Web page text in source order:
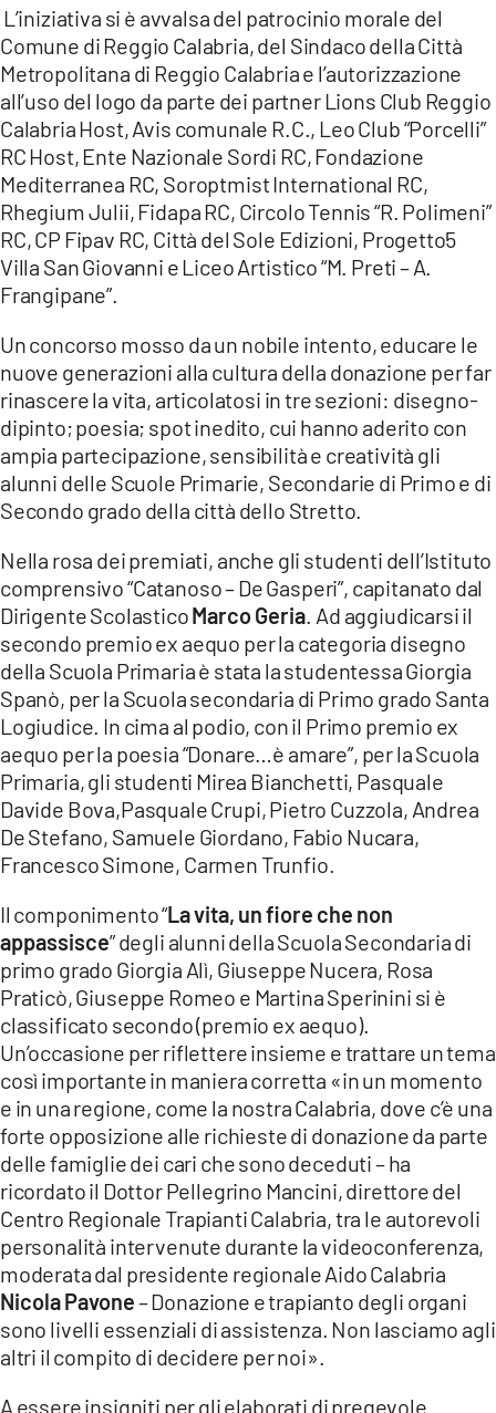
ILREGGINO.IT
COSENZACHANNEL.IT
ILVIBONESE.IT
CATANZAROCHANNEL.IT
LACAPITALENEWS.IT
App
ANDROID
APPLE
L’iniziativa si è avvalsa del patrocinio morale del
Comune di Reggio Calabria, del Sindaco della Città
Metropolitana di Reggio Calabria e l’autorizzazione
all’uso del logo da parte dei partner Lions Club Reggio
Calabria Host, Avis comunale R.C., Leo Club “Porcelli”
RC Host, Ente Nazionale Sordi RC, Fondazione
Mediterranea RC, Soroptmist International RC,
Rhegium Julii, Fidapa RC, Circolo Tennis “R. Polimeni”
RC, CP Fipav RC, Città del Sole Edizioni, Progetto5
Villa San Giovanni e Liceo Artistico “M. Preti – A.
Frangipane”.
Un concorso mosso da un nobile intento, educare le
nuove generazioni alla cultura della donazione per far
rinascere la vita, articolatosi in tre sezioni: disegno-
dipinto; poesia; spot inedito, cui hanno aderito con
ampia partecipazione, sensibilità e creatività gli
alunni delle Scuole Primarie, Secondarie di Primo e di
Secondo grado della città dello Stretto.
Nella rosa dei premiati, anche gli studenti dell’Istituto
comprensivo “Catanoso – De Gasperi”, capitanato dal
Dirigente ScolasticoMarco Geria . Ad aggiudicarsi il
secondo premio ex aequo per la categoria disegno
della Scuola Primaria è stata la studentessa Giorgia
Spanò, per la Scuola secondaria di Primo grado Santa
Logiudice. In cima al podio, con il Primo premio ex
aequo per la poesia “Donare…è amare”, per la Scuola
Primaria, gli studenti Mirea Bianchetti, Pasquale
Davide Bova,Pasquale Crupi, Pietro Cuzzola, Andrea
De Stefano, Samuele Giordano, Fabio Nucara,
Francesco Simone, Carmen Trunfio.
Il componimento “La vita, un fiore che non
appassisce” degli alunni della Scuola Secondaria di
primo grado Giorgia Alì, Giuseppe Nucera, Rosa
Praticò, Giuseppe Romeo e Martina Sperinini si è
classificato secondo (premio ex aequo).
Un’occasione per riflettere insieme e trattare un tema
così importante in maniera corretta «in un momento
e in una regione, come la nostra Calabria, dove c’è una
forte opposizione alle richieste di donazione da parte
delle famiglie dei cari che sono deceduti – ha
ricordato il Dottor Pellegrino Mancini, direttore del
Centro Regionale Trapianti Calabria, tra le autorevoli
personalità intervenute durante la videoconferenza,
moderata dal presidente regionale Aido Calabria
Nicola Pavone– Donazione e trapianto degli organi
sono livelli essenziali di assistenza. Non lasciamo agli
altri il compito di decidere per noi».
A essere insigniti per gli elaborati di pregevole